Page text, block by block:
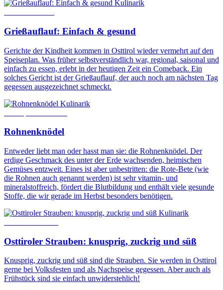
Kulinarik
Grießauflauf: Einfach & gesund
Gerichte der Kindheit kommen in Osttirol wieder vermehrt auf den
Speiseplan. Was früher selbstverständlich war, regional, saisonal und
einfach zu essen, erlebt in der heutigen Zeit ein Comeback. Ein
solches Gericht ist der Grießauflauf, der auch noch am nächsten Tag
gegessen ausgezeichnet schmeckt.
Kulinarik
Rohnenknödel
Entweder liebt man oder hasst man sie: die Rohnenknödel. Der
erdige Geschmack des unter der Erde wachsenden, heimischen
Gemüses entzweit. Eines ist aber unbestritten: die Rote-Bete (wie
die Rohnen auch genannt werden) ist sehr vitamin- und
mineralstoffreich, fördert die Blutbildung und enthält viele gesunde
Stoffe, die wir gerade im Herbst besonders benötigen.
Kulinarik
Osttiroler Strauben: knusprig, zuckrig und süß
Knusprig, zuckrig und süß sind die Strauben. Sie werden in Osttirol
gerne bei Volksfesten und als Nachspeise gegessen. Aber auch als
Frühstück sind sie einfach unwiderstehlich!